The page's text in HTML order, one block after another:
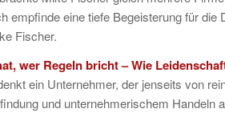
empfinde eine tiefe Begeisterung für
Fischer.
wer Regeln bricht – Wie
ein Unternehmer, der jenseits von
und unternehmerischem Handeln